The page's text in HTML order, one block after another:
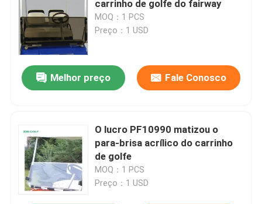
Carrinho de golfe Flip Seat
Cercos do carrinho de golfe
Peças do OEM do carro do clube
Bateria de lítio do carrinho de golfe
carrinho de golfe do fairway
MOQ：1 PCS
Preço：1 USD
Melhor preço Fale Conosco
O lucro PF10990 matizou o
para-brisa acrílico do carrinho
de golfe
MOQ：1 PCS
Preço：1 USD